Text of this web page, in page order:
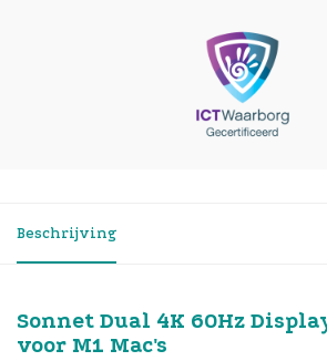
Beschrijving
Sonnet Dual 4K 60Hz
voor M1 Mac's